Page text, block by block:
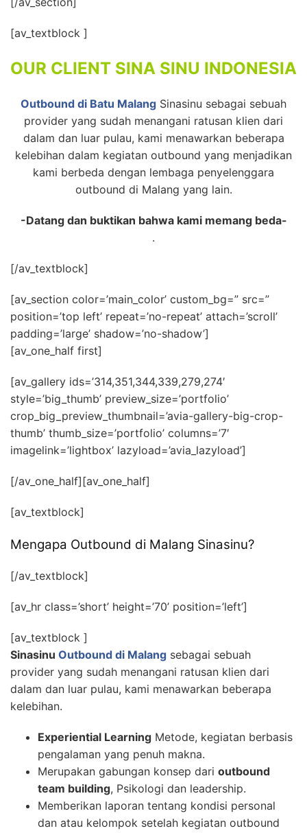
[av_textblock ]
OUR CLIENT SINA SINU INDONESIA
Outbound di Batu Malang Sinasinu sebagai sebuah
provider yang sudah menangani ratusan klien dari
dalam dan luar pulau, kami menawarkan beberapa
kelebihan dalam kegiatan outbound yang menjadikan
kami berbeda dengan lembaga penyelenggara
outbound di Malang yang lain.
-Datang dan buktikan bahwa kami memang beda-
.
[/av_textblock]
[av_section color=’main_color’ custom_bg=” src=”
position=’top left’ repeat=’no-repeat’ attach=’scroll’
padding=’large’ shadow=’no-shadow’]
[av_one_half first]
[av_gallery ids=’314,351,344,339,279,274′
style=’big_thumb’ preview_size=’portfolio’
crop_big_preview_thumbnail=’avia-gallery-big-crop-
thumb’ thumb_size=’portfolio’ columns=’7′
imagelink=’lightbox’ lazyload=’avia_lazyload’]
[/av_one_half][av_one_half]
[av_textblock]
Mengapa Outbound di Malang Sinasinu?
[/av_textblock]
[av_hr class=’short’ height=’70’ position=’left’]
[av_textblock ]
Sinasinu Outbound di Malang sebagai sebuah
provider yang sudah menangani ratusan klien dari
dalam dan luar pulau, kami menawarkan beberapa
kelebihan.
Experiential Learning Metode, kegiatan berbasis
pengalaman yang penuh makna.
Merupakan gabungan konsep dari outbound
team building, Psikologi dan leadership.
Memberikan laporan tentang kondisi personal
dan atau kelompok setelah kegiatan outbound